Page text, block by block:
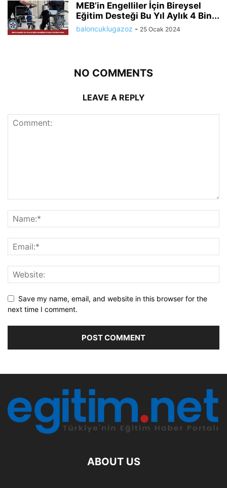
MEB’in Engelliler İçin Bireysel
Eğitim Desteği Bu Yıl Aylık 4 Bin...
baloncuklugazoz - 25 Ocak 2024
NO COMMENTS
LEAVE A REPLY
Save my name, email, and website in this browser for the
next time I comment.
ABOUT US